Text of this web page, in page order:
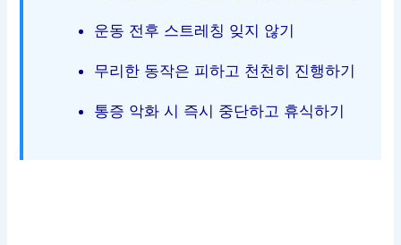
운동 전후 스트레칭 잊지 않기
무리한 동작은 피하고 천천히 진행하기
통증 악화 시 즉시 중단하고 휴식하기